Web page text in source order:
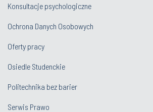
Konsultacje psychologiczne
Ochrona Danych Osobowych
Oferty pracy
Osiedle Studenckie
Politechnika bez barier
Serwis Prawo